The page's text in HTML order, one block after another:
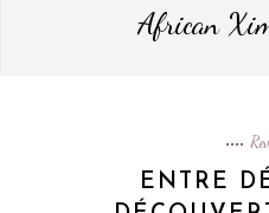
African
ENTRE